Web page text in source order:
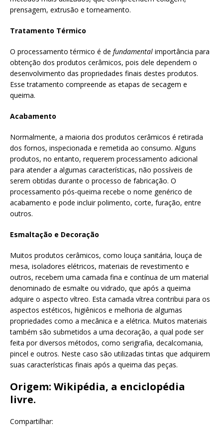
prensagem, extrusão e torneamento.
Tratamento Térmico
O processamento térmico é de fundamental importância para
obtenção dos produtos cerâmicos, pois dele dependem o
desenvolvimento das propriedades finais destes produtos.
Esse tratamento compreende as etapas de secagem e
queima.
Acabamento
Normalmente, a maioria dos produtos cerâmicos é retirada
dos fornos, inspecionada e remetida ao consumo. Alguns
produtos, no entanto, requerem processamento adicional
para atender a algumas características, não possíveis de
serem obtidas durante o processo de fabricação. O
processamento pós-queima recebe o nome genérico de
acabamento e pode incluir polimento, corte, furação, entre
outros.
Esmaltação e Decoração
Muitos produtos cerâmicos, como louça sanitária, louça de
mesa, isoladores elétricos, materiais de revestimento e
outros, recebem uma camada fina e contínua de um material
denominado de esmalte ou vidrado, que após a queima
adquire o aspecto vítreo. Esta camada vítrea contribui para os
aspectos estéticos, higiênicos e melhoria de algumas
propriedades como a mecânica e a elétrica. Muitos materiais
também são submetidos a uma decoração, a qual pode ser
feita por diversos métodos, como serigrafia, decalcomania,
pincel e outros. Neste caso são utilizadas tintas que adquirem
suas características finais após a queima das peças.
Origem: Wikipédia, a enciclopédia
livre.
Compartilhar: